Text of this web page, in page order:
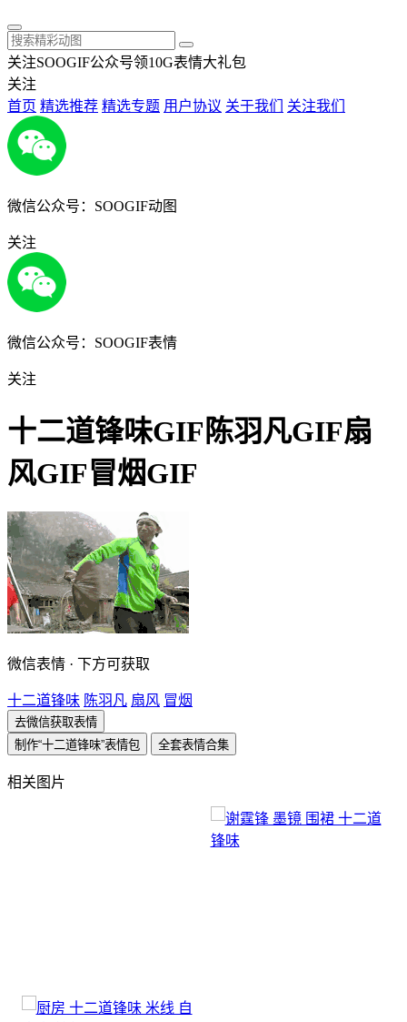
关注SOOGIF公众号领10G表情大礼包
关注
首页 精选推荐 精选专题 用户协议 关于我们 关注我们
微信公众号：SOOGIF动图
关注
微信公众号：SOOGIF表情
关注
十二道锋味GIF陈羽凡GIF扇
风GIF冒烟GIF
微信表情 · 下方可获取
十二道锋味 陈羽凡 扇风 冒烟
去微信获取表情
制作“十二道锋味”表情包
全套表情合集
相关图片